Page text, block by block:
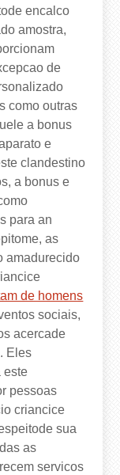
encalco
amostra,
de
como outras
a bonus
e
clandestino
a bonus e
para an
as
amadurecido
de homens
sociais,
acercade
Eles
este
pessoas
criancice
sua
as
servicos